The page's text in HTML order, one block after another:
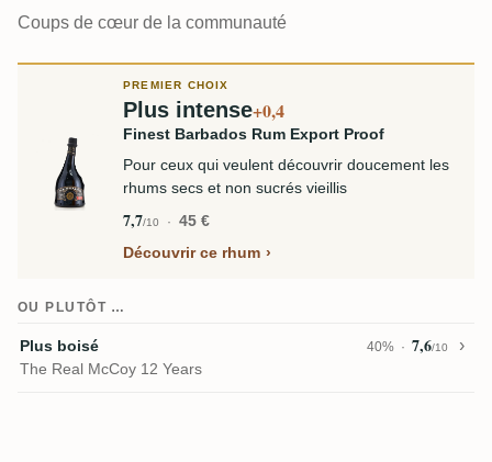
Coups de cœur de la communauté
PREMIER CHOIX
Plus intense+0,4
Finest Barbados Rum Export Proof
Pour ceux qui veulent découvrir doucement les
rhums secs et non sucrés vieillis
7,7/10
45 €
Découvrir ce rhum
OU PLUTÔT …
Plus boisé 40% 7,6/10
The Real McCoy 12 Years